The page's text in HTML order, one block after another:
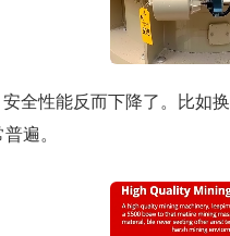
全性能反而下降了。比
遍。